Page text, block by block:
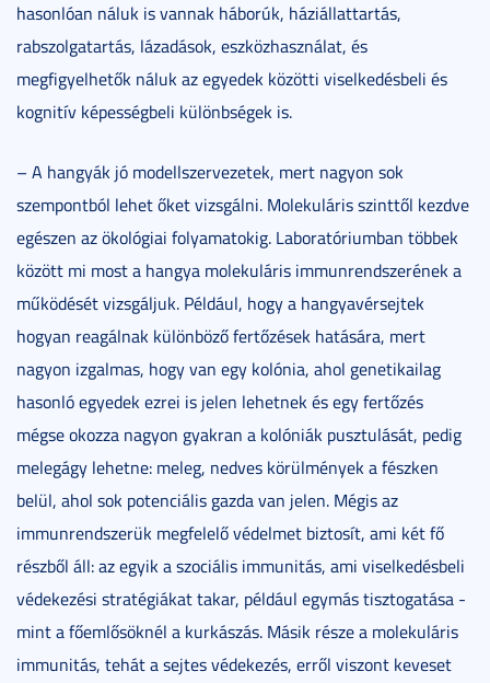
hasonlóan náluk is vannak háborúk, háziállattartás,
rabszolgatartás, lázadások, eszközhasználat, és
megfigyelhetők náluk az egyedek közötti viselkedésbeli és
kognitív képességbeli különbségek is.
– A hangyák jó modellszervezetek, mert nagyon sok
szempontból lehet őket vizsgálni. Molekuláris szinttől kezdve
egészen az ökológiai folyamatokig. Laboratóriumban többek
között mi most a hangya molekuláris immunrendszerének a
működését vizsgáljuk. Például, hogy a hangyavérsejtek
hogyan reagálnak különböző fertőzések hatására, mert
nagyon izgalmas, hogy van egy kolónia, ahol genetikailag
hasonló egyedek ezrei is jelen lehetnek és egy fertőzés
mégse okozza nagyon gyakran a kolóniák pusztulását, pedig
melegágy lehetne: meleg, nedves körülmények a fészken
belül, ahol sok potenciális gazda van jelen. Mégis az
immunrendszerük megfelelő védelmet biztosít, ami két fő
részből áll: az egyik a szociális immunitás, ami viselkedésbeli
védekezési stratégiákat takar, például egymás tisztogatása -
mint a főemlősöknél a kurkászás. Másik része a molekuláris
immunitás, tehát a sejtes védekezés, erről viszont keveset